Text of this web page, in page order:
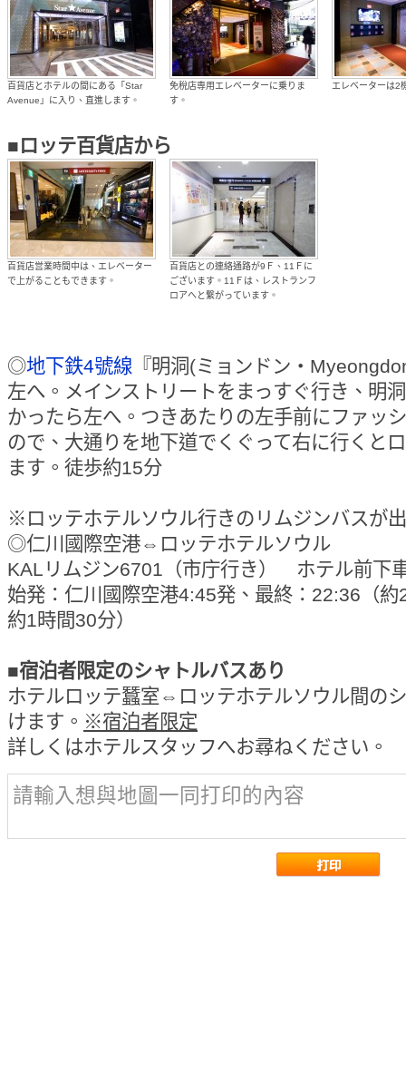
百貨店とホテルの間にある「Star
Avenue」に入り、直進します。
免稅店専用エレベーターに乗りま
す。
エレベーターは2
■ロッテ百貨店から
百貨店営業時間中は、エレベーター
で上がることもできます。
百貨店との連絡通路が9Ｆ、11Ｆに
ございます。11Ｆは、レストランフ
ロアへと繋がっています。
◎地下鉄4號線 『明洞(ミョンドン・
左へ。メインストリートをまっすぐ行き、明
かったら左へ。つきあたりの左手前にファッ
ので、大通りを地下道でくぐって右に行くと
ます。徒歩約15分
※ロッテホテルソウル行きのリムジンバスが
◎仁川國際空港⇔ロッテホテルソウル
KALリムジン6701（市庁行き） ホテル前下
始発：仁川國際空港4:45発、最終：22:36（
約1時間30分）
■宿泊者限定のシャトルバスあり
ホテルロッテ蠶室⇔ロッテホテルソウル間の
けます。 ※宿泊者限定
詳しくはホテルスタッフへお尋ねください。